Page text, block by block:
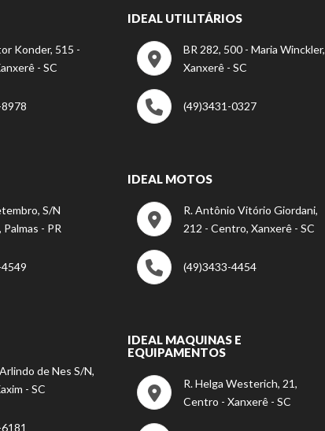
Konder, 515 -
- SC
IDEAL UTILITÁRIOS
BR 282, 500 - Maria Winckler,
Xanxerê - SC
(49)3431-0327
S/N
- PR
IDEAL MOTOS
R. Antônio Vitório Giordani,
212 - Centro, Xanxerê - SC
(49)3433-4454
de Nes S/N,
- SC
IDEAL MAQUINAS E
EQUIPAMENTOS
R. Helga Westerich, 21,
Centro - Xanxerê - SC